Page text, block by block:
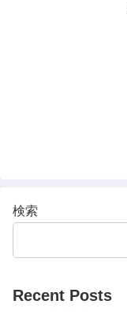
検索
Recent Posts